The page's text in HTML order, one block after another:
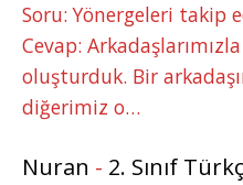
Soru: Yönergeleri takip
Cevap:
oluşturduk. Bir
diğerimiz o…
Nuran - 2. Sınıf